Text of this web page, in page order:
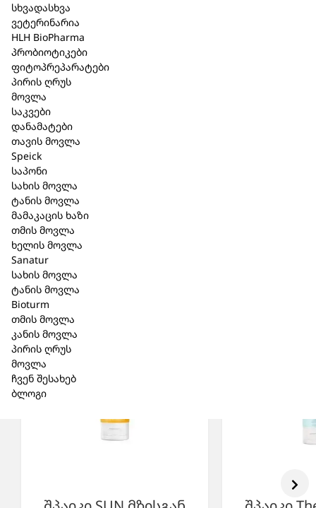
სხვადასხვა
ვეტერინარია
HLH BioPharma
პრობიოტიკები
ფიტოპრეპარატები
პირის ღრუს
მოვლა
საკვები
დანამატები
თავის მოვლა
Speick
საპონი
სახის მოვლა
ტანის მოვლა
მამაკაცის ხაზი
თმის მოვლა
ხელის მოვლა
Sanatur
სახის მოვლა
ტანის მოვლა
Bioturm
თმის მოვლა
კანის მოვლა
პირის ღრუს
მოვლა
ჩვენ შესახებ
ბლოგი
შემადგენლობა: Aloe Barbadensis Leaf Juice,
Squalane, Aqua (Water), Glycerin, Pectin, Ectoin,
Linoleic Acid, Linolenic Acid, Beta Vulgaris (Beet) Root
Extract, Hydrolyzed Corn Starch, Phragmites Karka
Extract, Poria Cocos Extract, Valeriana Celtica (Speick)
Extract, Tocopherol, Helianthus Annuus (Sunflower)
Seed Oil, Xanthan Gum, Carrageenan, Caprylic/Capric
Triglyceride, Prunus Armeniaca (Apricot) Fruit Extract,
Vanilla Planifolia (Vanilla) Fruit Extract, Pyrus Malus
(Apple) Fruit Extract, Cocos Nucifera (Coconut) Fruit
Extract, Coffea Arabica (Coffee) Seed Extract, Dipteryx
Odorata Seed Extract, Sorbitan Caprylate, Benzyl
Alcohol, Sodium Benzoate